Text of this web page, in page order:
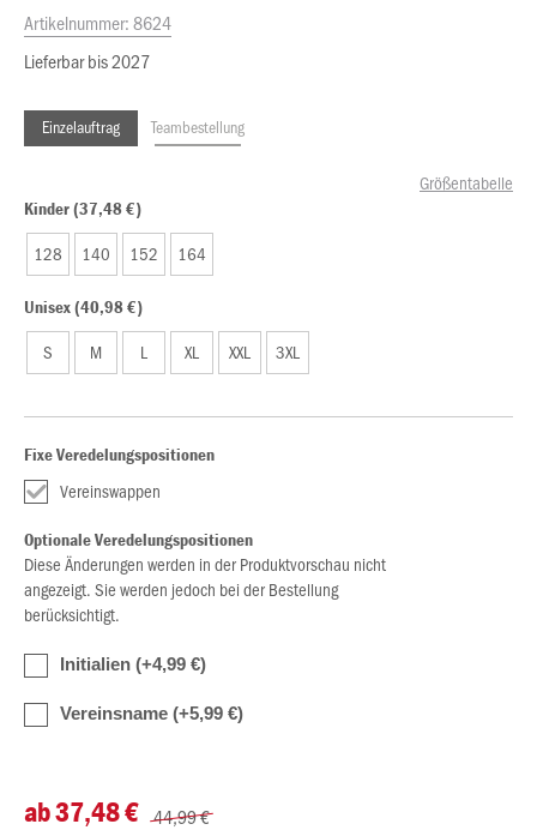
Artikelnummer:8624
Lieferbar bis 2027
Einzelauftrag Teambestellung
Größentabelle
Kinder (37,48 €)
128 140 152 164
Unisex (40,98 €)
S M L XL XXL 3XL
Fixe Veredelungspositionen
Vereinswappen
Optionale Veredelungspositionen
Diese Änderungen werden in der Produktvorschau nicht
angezeigt. Sie werden jedoch bei der Bestellung
berücksichtigt.
Initialien (+4,99 €)
Vereinsname (+5,99 €)
ab 37,48 € 44,99 €